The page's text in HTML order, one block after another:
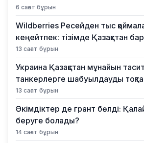
6 сағат бұрын
Wildberries Ресейден тыс
кеңейтпек: тізімде Қазақстан бар
13 сағат бұрын
Украина Қазақстан мұнайын
танкерлерге шабуылдауды
13 сағат бұрын
Әкімдіктер де грант бөлді:
беруге болады?
14 сағат бұрын